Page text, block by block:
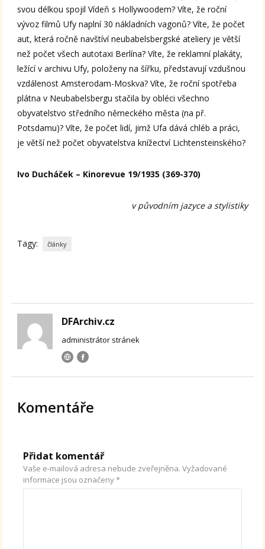
svou délkou spojil Vídeň s Hollywoodem? Víte, že roční
vývoz filmů Ufy naplní 30 nákladních vagonů? Víte, že počet
aut, která ročně navštíví neubabelsbergské ateliery je větší
než počet všech autotaxi Berlína? Víte, že reklamní plakáty,
ležící v archivu Ufy, položeny na šířku, představují vzdušnou
vzdálenost Amsterodam-Moskva? Víte, že roční spotřeba
plátna v Neubabelsbergu stačila by obléci všechno
obyvatelstvo středního německého města (na př.
Potsdamu)? Víte, že počet lidí, jimž Ufa dává chléb a práci,
je větší než počet obyvatelstva knížectví Lichtensteinského?
Ivo Ducháček – Kinorevue 19/1935 (369-370)
v původním jazyce a stylistiky
Tagy: články
DFArchiv.cz
administrátor stránek
Komentáře
Přidat komentář
Vaše e-mailová adresa nebude zveřejněna. Vyžadované
informace jsou označeny*